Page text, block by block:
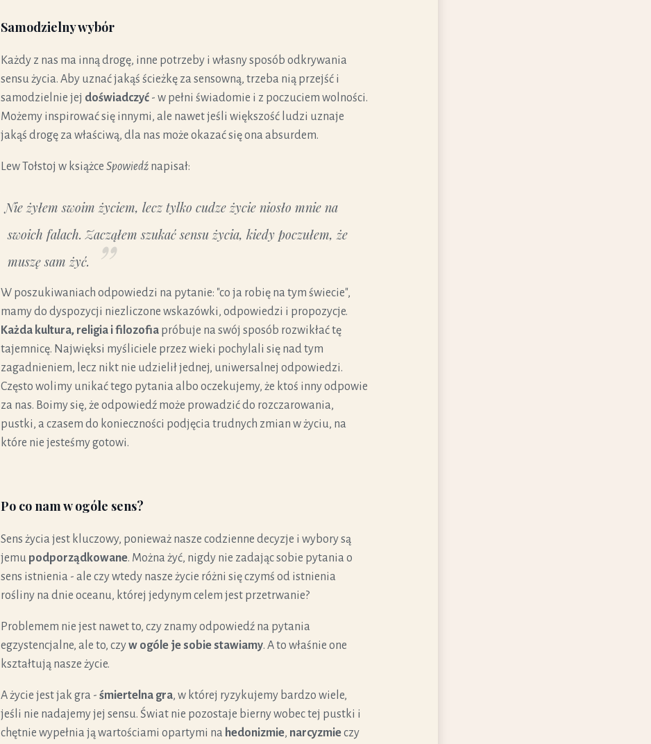
Samodzielny wybór
Każdy z nas ma inną drogę, inne potrzeby i własny sposób odkrywania
sensu życia. Aby uznać jakąś ścieżkę za sensowną, trzeba nią przejść i
samodzielnie jej doświadczyć - w pełni świadomie i z poczuciem wolności.
Możemy inspirować się innymi, ale nawet jeśli większość ludzi uznaje
jakąś drogę za właściwą, dla nas może okazać się ona absurdem.
Lew Tołstoj w książce Spowiedź napisał:
Nie żyłem swoim życiem, lecz tylko cudze życie niosło mnie na
swoich falach. Zacząłem szukać sensu życia, kiedy poczułem, że
muszę sam żyć.
W poszukiwaniach odpowiedzi na pytanie: "co ja robię na tym świecie",
mamy do dyspozycji niezliczone wskazówki, odpowiedzi i propozycje.
Każda kultura, religia i filozofia próbuje na swój sposób rozwikłać tę
tajemnicę. Najwięksi myśliciele przez wieki pochylali się nad tym
zagadnieniem, lecz nikt nie udzielił jednej, uniwersalnej odpowiedzi.
Często wolimy unikać tego pytania albo oczekujemy, że ktoś inny odpowie
za nas. Boimy się, że odpowiedź może prowadzić do rozczarowania,
pustki, a czasem do konieczności podjęcia trudnych zmian w życiu, na
które nie jesteśmy gotowi.
Po co nam w ogóle sens?
Sens życia jest kluczowy, ponieważ nasze codzienne decyzje i wybory są
jemu podporządkowane. Można żyć, nigdy nie zadając sobie pytania o
sens istnienia - ale czy wtedy nasze życie różni się czymś od istnienia
rośliny na dnie oceanu, której jedynym celem jest przetrwanie?
Problemem nie jest nawet to, czy znamy odpowiedź na pytania
egzystencjalne, ale to, czyw ogóle je sobie stawiamy. A to właśnie one
kształtują nasze życie.
A życie jest jak gra - śmiertelna gra, w której ryzykujemy bardzo wiele,
jeśli nie nadajemy jej sensu. Świat nie pozostaje bierny wobec tej pustki i
chętnie wypełnia ją wartościami opartymi na hedonizmie, narcyzmieczy